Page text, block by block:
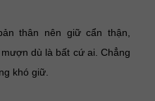
thân nên giữ cẩn thận,
dù là bất cứ ai. Chẳng
khó giữ.